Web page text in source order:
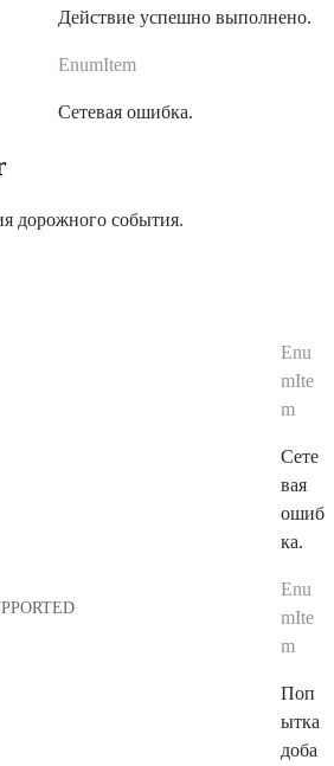
Действие успешно выполнено.
EnumItem
Сетевая ошибка.
дорожного события.
Enu
mIte
m
Сете
вая
ошиб
ка.
Enu
mIte
m
Поп
ытка
доба